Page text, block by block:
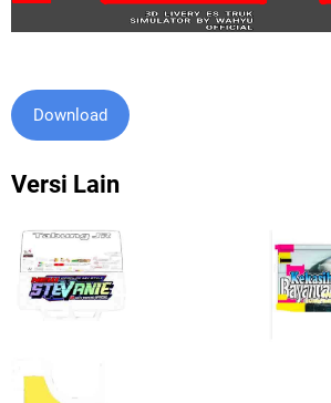
Download
Versi Lain